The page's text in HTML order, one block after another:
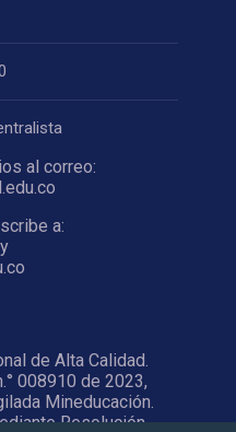
al correo:
a:
de Alta Calidad.
008910 de 2023,
Mineducación.
Resolución